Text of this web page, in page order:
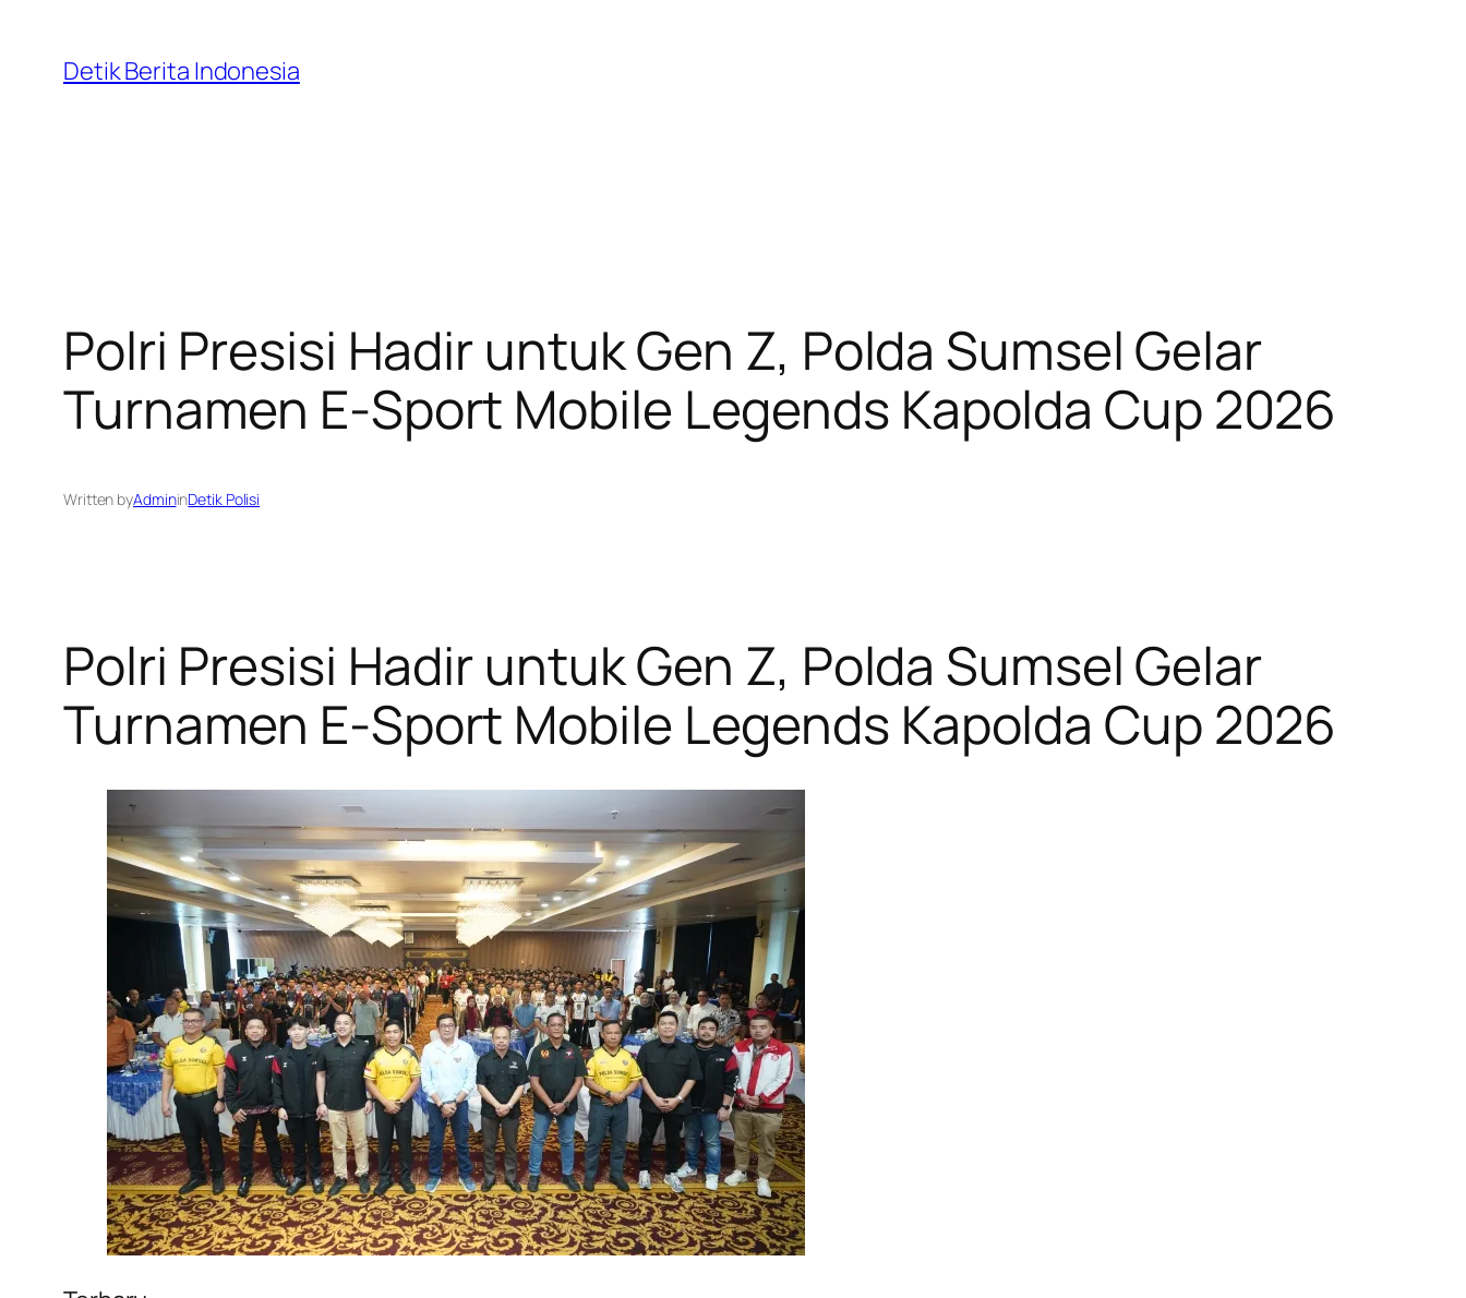
content
Detik Berita Indonesia
Polri Presisi Hadir untuk Gen Z, Polda Sumsel Gelar
Turnamen E-Sport Mobile Legends Kapolda Cup 2026
Written byAdmininDetik Polisi
Polri Presisi Hadir untuk Gen Z, Polda Sumsel Gelar
Turnamen E-Sport Mobile Legends Kapolda Cup 2026